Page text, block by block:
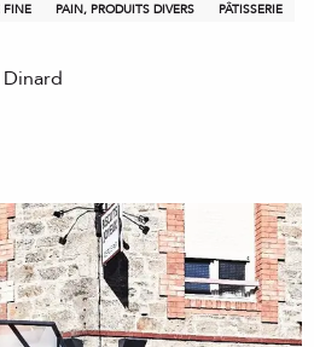
FINE PAIN, PRODUITS DIVERS
PÂTISSERIE